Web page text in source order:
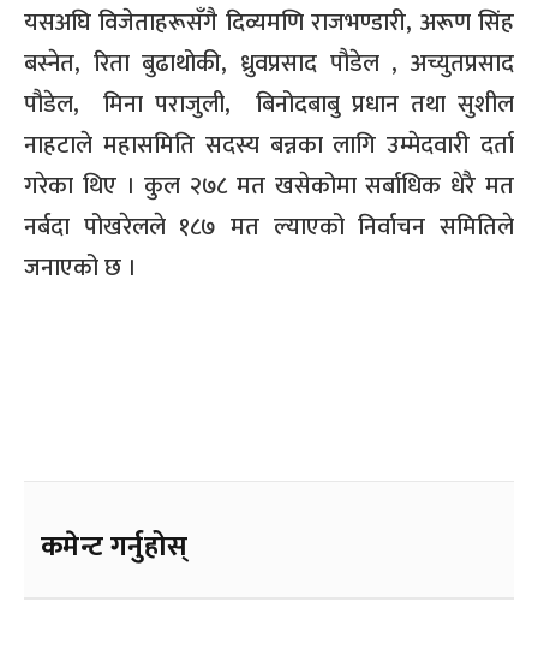
यसअघि विजेताहरूसँगै दिव्यमणि राजभण्डारी, अरूण सिंह
बस्नेत, रिता बुढाथोकी, ध्रुवप्रसाद पौडेल , अच्युतप्रसाद
पौडेल, मिना पराजुली, बिनोदबाबु प्रधान तथा सुशील
नाहटाले महासमिति सदस्य बन्नका लागि उम्मेदवारी दर्ता
गरेका थिए । कुल २७८ मत खसेकोमा सर्बाधिक धेरै मत
नर्बदा पोखरेलले १८७ मत ल्याएको निर्वाचन समितिले
जनाएको छ ।
कमेन्ट गर्नुहोस्